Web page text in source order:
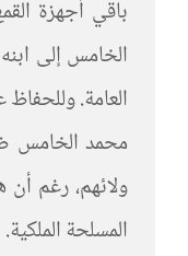
باقي أجهزة
الخامس إلى
العامة. وللحفاظ
محمد الخامس
ولائهم، رغم
المسلحة الملكية.